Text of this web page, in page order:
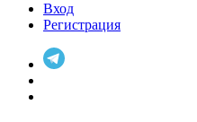
Вход
Регистрация